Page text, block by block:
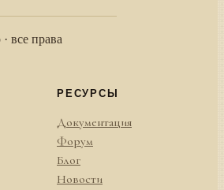
все права
РЕСУРСЫ
Документация
Форум
Блог
Новости